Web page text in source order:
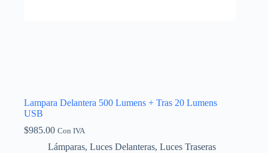
Lampara Delantera 500 Lumens + Tras 20 Lumens
USB
$985.00 Con IVA
Lámparas, Luces Delanteras, Luces Traseras